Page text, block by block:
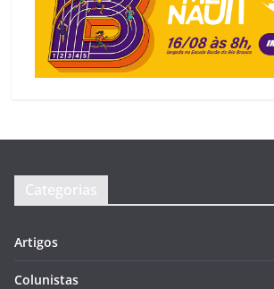
Categorias
Artigos
Colunistas